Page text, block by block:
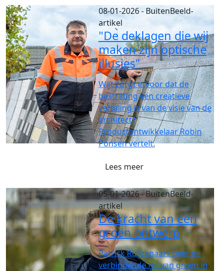
08-01-2026- BuitenBeeld-
artikel
"De deklagen die wij
maken zijn optische
illusies"
Wat zorgt ervoor dat de
bestrating een creatieve
vertaling is van de visie van de
architect?
Productontwikkelaar Robin
Ponsen vertelt.
Lees meer
05-01-2026- BuitenBeeld-
artikel
De kracht van een
groen ontwerp
Patrick Ruijzenaars over de
verbindende rol van groen in